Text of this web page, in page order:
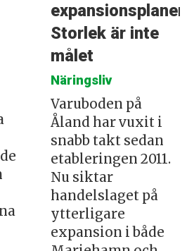
Storlek är inte
målet
Näringsliv
Varuboden på
Åland har vuxit i
snabb takt sedan
etableringen 2011.
Nu siktar
handelslaget på
ytterligare
expansion i både